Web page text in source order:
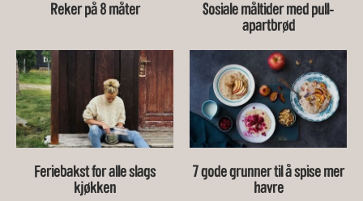
Reker på 8 måter
Sosiale måltider med pull-
apartbrød
Feriebakst for alle slags
kjøkken
7 gode grunner til å spise mer
havre